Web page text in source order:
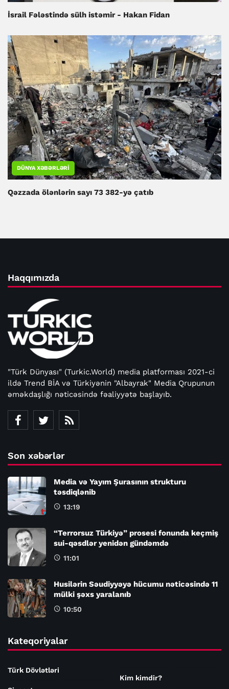
İsrail Fələstində sülh istəmir - Hakan Fidan
DÜNYA XƏBƏRLƏRI
Qəzzada ölənlərin sayı 73 382-yə çatıb
Haqqımızda
"Türk Dünyası" (Turkic.World) media platforması 2021-ci
ildə Trend BİA və Türkiyənin "Albayrak" Media Qrupunun
əməkdaşlığı nəticəsində fəaliyyətə başlayıb.
Son xəbərlər
Media və Yayım Şurasının strukturu
təsdiqlənib
13:19
“Terrorsuz Türkiyə” prosesi fonunda keçmiş
sui-qəsdlər yenidən gündəmdə
11:01
Husilərin Səudiyyəyə hücumu nəticəsində 11
mülki şəxs yaralanıb
10:50
Kateqoriyalar
Türk Dövlətləri
Kim kimdir?